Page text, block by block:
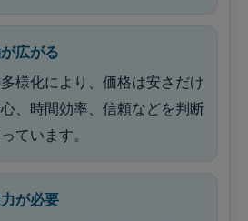
広がる
様化により、価格は安さだけ
、時間効率、信頼などを判断
ています。
が必要